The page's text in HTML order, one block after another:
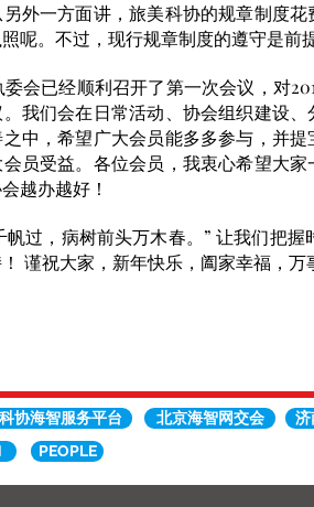
外一方面讲，旅美科协的规章制度
呢。不过，现行规章制度的遵守是
已经顺利召开了第一次会议，对
我们会在日常活动、协会组织建设
中，希望广大会员能多多参与，并
员受益。各位会员，我衷心希望大
越办越好！
过，病树前头万木春。” 让我们把握
谨祝大家，新年快乐，阖家幸福，万
协海智服务平台
PEOPLE
北京海智网交会 济